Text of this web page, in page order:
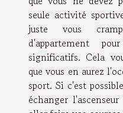
seule activité
juste vous
d'appartement
significatifs. Cela
que vous en aurez
sport. Si c'est
échanger